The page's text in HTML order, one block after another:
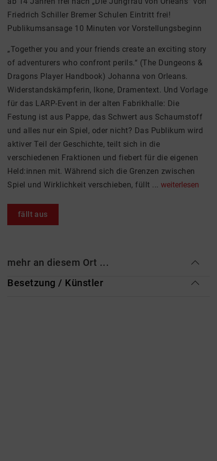
Friedrich Schiller Bremer Schulen Eintritt frei!
Publikumsansage 10 Minuten vor Vorstellungsbeginn
„Together you and your friends create an exciting story
of adventurers who confront perils.“ (The Dungeons &
Dragons Player Handbook) Johanna von Orleans.
Widerstandskämpferin, Ikone, Dramentext. Und Vorlage
für das LARP-Event in der alten Fabrikhalle: Die
Festung ist aus Pappe, das Schwert aus Schaumstoff
und alles nur ein Spiel, oder nicht? Das Publikum wird
aktiver Teil der Geschichte, teilt sich in die
verschiedenen Fraktionen und fiebert für die eigenen
Held:innen mit. Während sich die Grenzen zwischen
Spiel und Wirklichkeit verschieben, füllt ... weiterlesen
fällt aus
mehr an diesem Ort ...
Besetzung / Künstler